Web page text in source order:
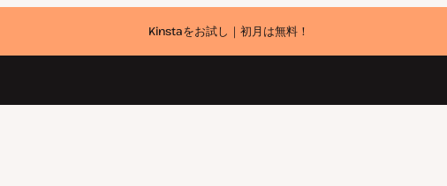
Kinstaをお試し｜初月は無料！